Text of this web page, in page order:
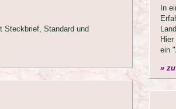
Steckbrief, Standard und
In
ein
»